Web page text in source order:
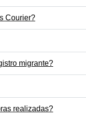
Courier?
migrante?
realizadas?